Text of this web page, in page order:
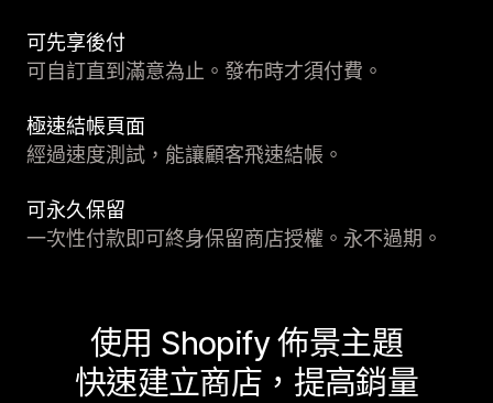
可先享後付
可自訂直到滿意為止。發布時才須付費。
極速結帳頁面
經過速度測試，能讓顧客飛速結帳。
可永久保留
一次性付款即可終身保留商店授權。永不過期。
使用 Shopify 佈景主題
快速建立商店，提高銷量